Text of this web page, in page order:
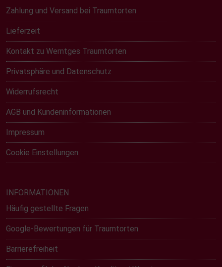
Zahlung und Versand bei Traumtorten
Lieferzeit
Kontakt zu Werntges Traumtorten
Privatsphäre und Datenschutz
Widerrufsrecht
AGB und Kundeninformationen
Impressum
Cookie Einstellungen
INFORMATIONEN
Häufig gestellte Fragen
Google-Bewertungen für Traumtorten
Barrierefreiheit